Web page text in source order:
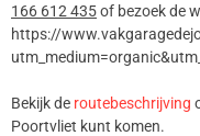
166 612 435of bezoek de
https://
Bekijk de routebeschrijving
Poortvliet kunt komen.